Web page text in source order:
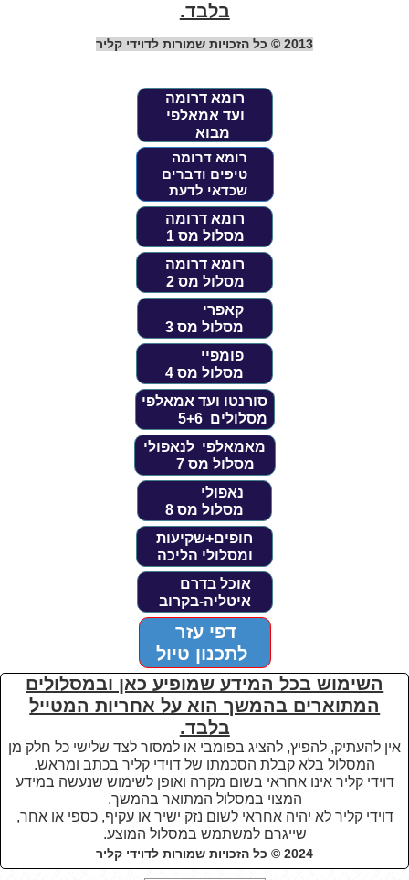
בלבד.
2013 © כל הזכויות שמורות לדוידי קליר
רומא דרומה
ועד אמאלפי
מבוא
רומא דרומה
טיפים ודברים
שכדאי לדעת
דפי עזר
לתכנון טיול
רומא דרומה
מסלול מס 1
רומא דרומה
מסלול מס 2
קאפרי
מסלול מס 3
פומפיי
מסלול מס 4
סורנטו ועד אמאלפי
מסלולים 5+6
מאמאלפי לנאפולי
מסלול מס 7
חופים+שקיעות
ומסלולי הליכה
נאפולי
מסלול מס 8
אוכל בדרם
איטליה-בקרוב
השימוש בכל המידע שמופיע כאן ובמסלולים
המתוארים בהמשך הוא על אחריות המטייל
בלבד.
אין להעתיק, להפיץ, להציג בפומבי או למסור לצד שלישי כל חלק מן
המסלול בלא קבלת הסכמתו של דוידי קליר בכתב ומראש.
דוידי קליר אינו אחראי בשום מקרה ואופן לשימוש שנעשה במידע
המצוי במסלול המתואר בהמשך.
דוידי קליר לא יהיה אחראי לשום נזק ישיר או עקיף, כספי או אחר,
שייגרם למשתמש במסלול המוצע.
2024 © כל הזכויות שמורות לדוידי קליר